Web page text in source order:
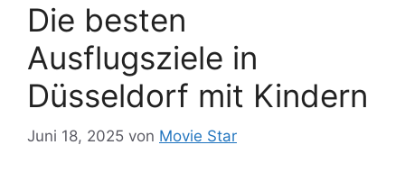
Die besten
Ausflugsziele in
Düsseldorf mit Kindern
Juni 18, 2025 von Movie Star